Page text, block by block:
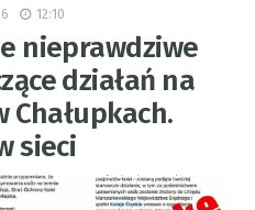
12:10
nieprawdziwe
działań na
sieci